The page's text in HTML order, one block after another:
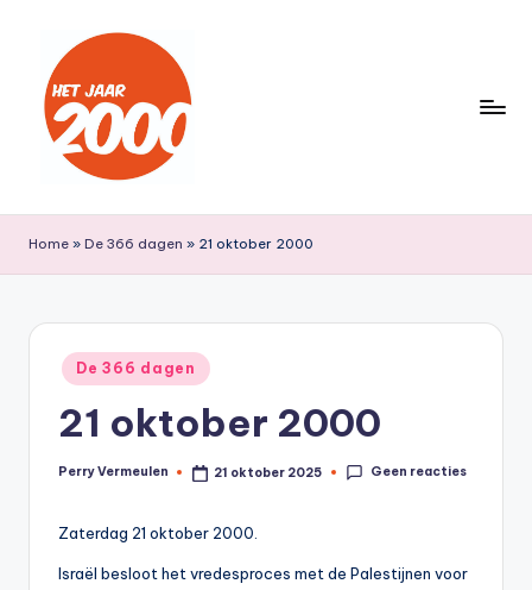
inhoud
e
t
J
lang
jaar
2000
Home » De 366 dagen » 21 oktober 2000
Geplaatst
in
De 366 dagen
21 oktober 2000
Geplaatst
Perry Vermeulen 21 oktober 2025 Geen reacties
Zaterdag 21 oktober 2000.
Israël besloot het vredesproces met de Palestijnen voor